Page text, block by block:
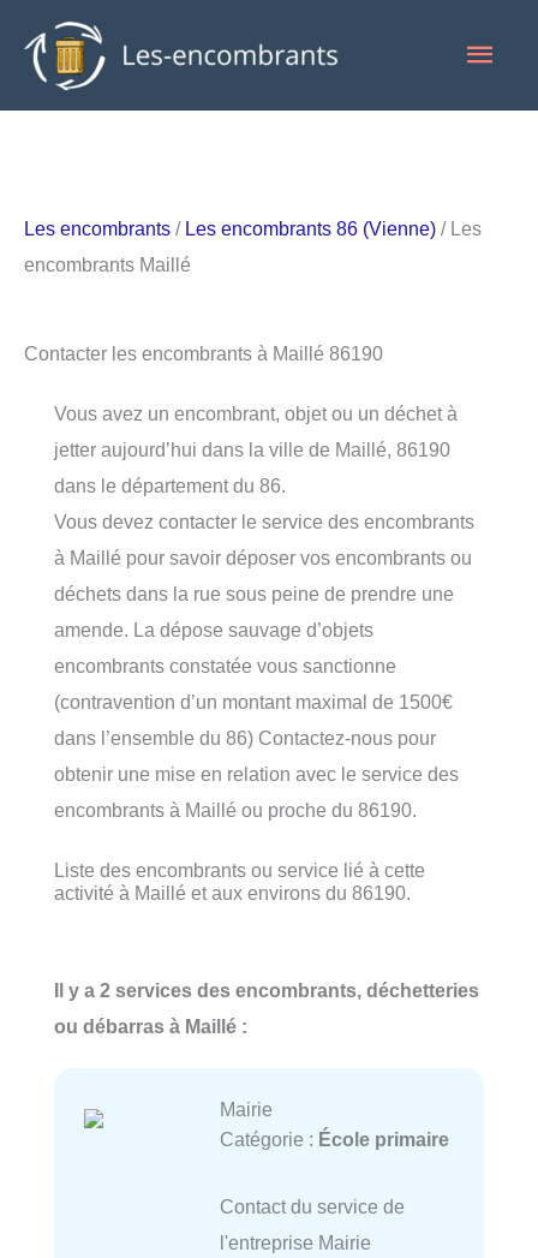
contenu
Les encombrants / Les encombrants 86 (Vienne) / Les
encombrants Maillé
Contacter les encombrants à Maillé 86190
Vous avez un encombrant, objet ou un déchet à
jetter aujourd’hui dans la ville de Maillé, 86190
dans le département du 86.
Vous devez contacter le service des encombrants
à Maillé pour savoir déposer vos encombrants ou
déchets dans la rue sous peine de prendre une
amende. La dépose sauvage d’objets
encombrants constatée vous sanctionne
(contravention d’un montant maximal de 1500€
dans l’ensemble du 86) Contactez-nous pour
obtenir une mise en relation avec le service des
encombrants à Maillé ou proche du 86190.
Liste des encombrants ou service lié à cette
activité à Maillé et aux environs du 86190.
Il y a 2 services des encombrants, déchetteries
ou débarras à Maillé :
Mairie
Catégorie : École primaire
Contact du service de
l'entreprise Mairie